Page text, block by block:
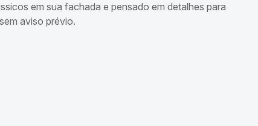
em sua fachada e pensado em detalhes para
aviso prévio.